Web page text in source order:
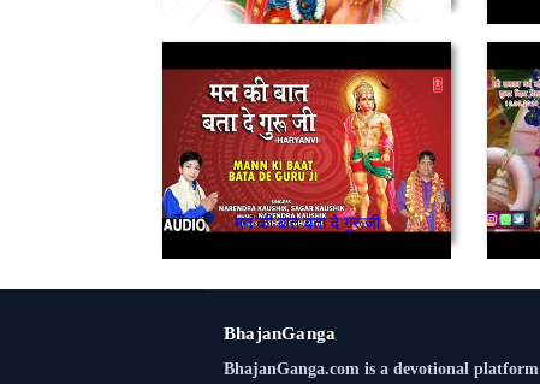
मन की बात बता दे गुरूजी
BhajanGanga
BhajanGanga.com is a devotional platform